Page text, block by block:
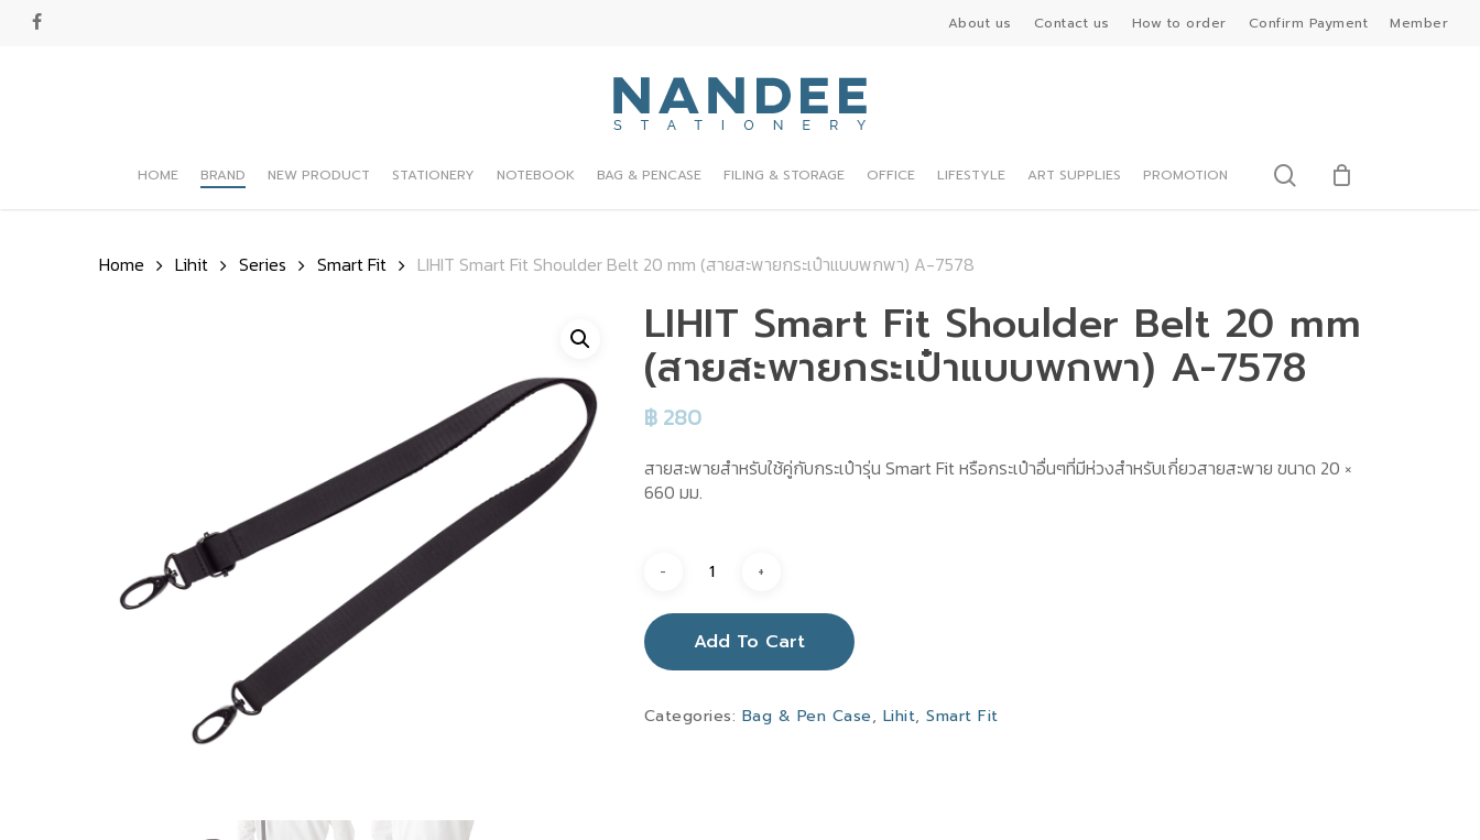
facebook About us Contact us How to order Confirm Payment Member
Hit enter to search or ESC to close
HOME BRAND NEW PRODUCT STATIONERY NOTEBOOK BAG & PENCASE FILING & STORAGE OFFICE LIFESTYLE ART SUPPLIES PROMOTION search
Home Lihit Series Smart Fit LIHIT Smart Fit Shoulder Belt 20 mm (สายสะพายกระเป๋าแบบพกพา) A-7578
LIHIT Smart Fit Shoulder Belt 20 mm
(สายสะพายกระเป๋าแบบพกพา) A-7578
฿280
สายสะพายสำหรับใช้คู่กับกระเป๋ารุ่น Smart Fit หรือกระเป๋าอื่นๆที่มีห่วงสำหรับเกี่ยวสายสะพาย ขนาด 20 ×
660 มม.
Add To Cart
Categories: Bag & Pen Case, Lihit,Smart Fit